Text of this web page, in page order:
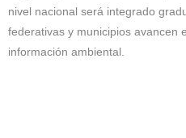
nivel nacional será integrado
federativas y municipios avancen
información ambiental.